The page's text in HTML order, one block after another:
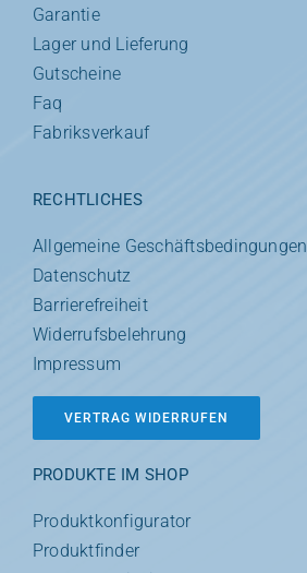
Garantie
Lager und Lieferung
Gutscheine
Faq
Fabriksverkauf
RECHTLICHES
Allgemeine Geschäftsbedingungen
Datenschutz
Barrierefreiheit
Widerrufsbelehrung
Impressum
VERTRAG WIDERRUFEN
PRODUKTE IM SHOP
Produktkonfigurator
Produktfinder